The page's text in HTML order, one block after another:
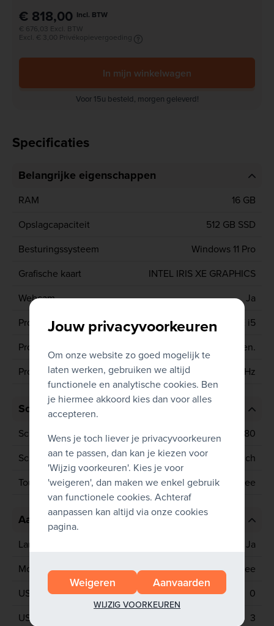
€ 818,00 Incl. BTW
€ 676,03 Excl. BTW
Excl. € 3,00 Privékopievergoeding
In mijn winkelwagen
Voor 15u besteld, morgen geleverd!
Specificaties
Belangrijke eigenschappen
RAM
16 GB
Opslagcapaciteit
512 GB SSD
Besturingssysteem
Windows 11 Pro
Grafische kaart
INTEL IRIS XE GRAPHICS
Webcam
Ja
Processor type
CORE i5
Processor generatie
12de gen.
Processor
1235U 4.4 GHz
Scherm
Schermresolutie
1920x1080
Schermgrootte
15.6 inch
Touchscreen
Nee
Aansluitingen
Lan poort
Ja
Mobiel netwerk
Nee
USB 2
0
USB 3
3
Jouw privacyvoorkeuren
Om onze website zo goed mogelijk te
laten werken, gebruiken we altijd
functionele en analytische cookies. Ben
je hiermee akkoord kies dan voor alles
accepteren.
Wens je toch liever je privacyvoorkeuren
aan te passen, dan kan je kiezen voor
'Wijzig voorkeuren'. Kies je voor
'weigeren', dan maken we enkel gebruik
van functionele cookies. Achteraf
aanpassen kan altijd via onze cookies
pagina.
Weigeren Aanvaarden
WIJZIG VOORKEUREN